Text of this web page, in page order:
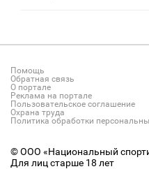
Помощь
Обратная связь
О портале
Реклама на портале
Пользовательское соглашение
Охрана труда
Политика обработки
© ООО «Национальный
Для лиц старше 18 лет